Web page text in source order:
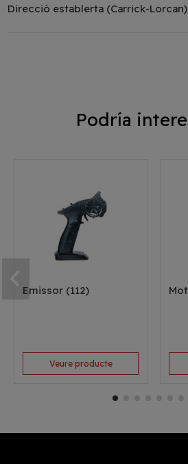
Direcció establerta (Carrick-Lorcan)
Podría
Emissor (112)
Veure producte